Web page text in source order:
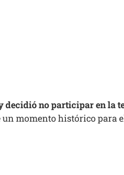
decidió no participar en la
momento histórico para